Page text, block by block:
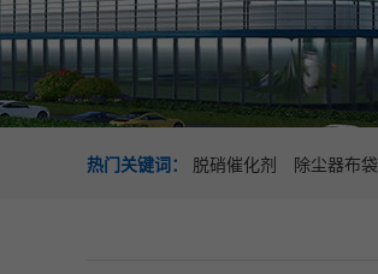
热门关键词： 脱硝催化剂 除尘器布袋